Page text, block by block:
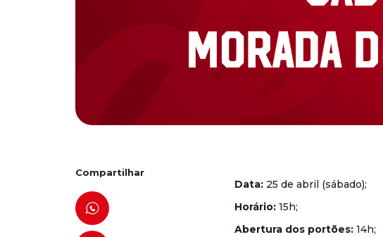
Compartilhar
Data: 25 de abril (sábado);
Horário: 15h;
Abertura dos portões: 14h;